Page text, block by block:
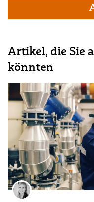
Artikel, die Sie
könnten